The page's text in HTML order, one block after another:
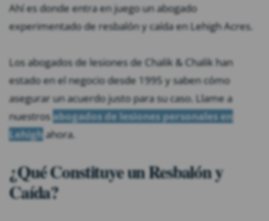
Ahí es donde entra en juego un abogado
experimentado de resbalón y caída en Lehigh Acres.
Los abogados de lesiones de Chalik & Chalik han
estado en el negocio desde 1995 y saben cómo
asegurar un acuerdo justo para su caso. Llame a
nuestrosabogados de lesiones personales en
Lehighahora.
¿Qué Constituye un Resbalón y
Caída?